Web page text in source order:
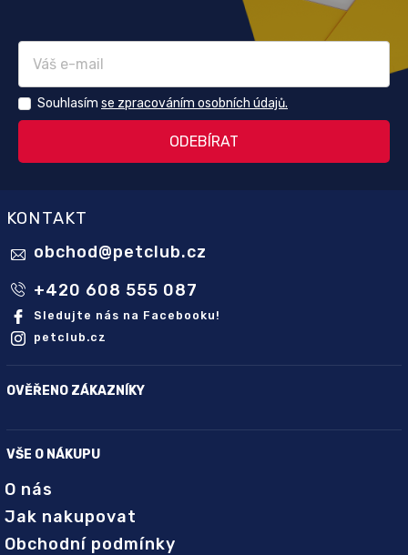
Souhlasím se zpracováním osobních údajů.
KONTAKT
obchod@petclub.cz
+420 608 555 087
Sledujte nás na Facebooku!
petclub.cz
OVĚŘENO ZÁKAZNÍKY
VŠE O NÁKUPU
O nás
Jak nakupovat
Obchodní podmínky